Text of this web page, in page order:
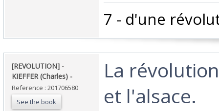
‎7 - d'une
‎[REVOLUTION] -
KIEFFER (Charles) - ‎
Reference : 201706580
See the book
‎La
et l'alsace. ‎